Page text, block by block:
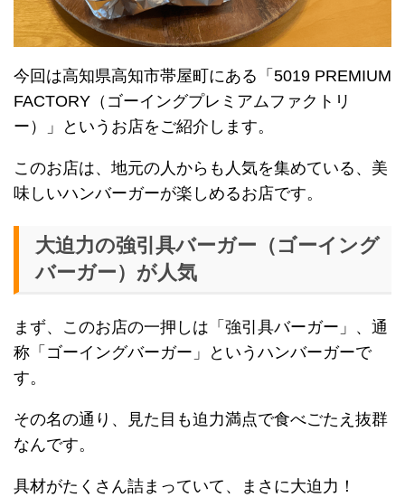
今回は高知県高知市帯屋町にある「5019 PREMIUM
FACTORY（ゴーイングプレミアムファクトリ
ー）」というお店をご紹介します。
このお店は、地元の人からも人気を集めている、美
味しいハンバーガーが楽しめるお店です。
大迫力の強引具バーガー（ゴーイング
バーガー）が人気
まず、このお店の一押しは「強引具バーガー」、通
称「ゴーイングバーガー」というハンバーガーで
す。
その名の通り、見た目も迫力満点で食べごたえ抜群
なんです。
具材がたくさん詰まっていて、まさに大迫力！